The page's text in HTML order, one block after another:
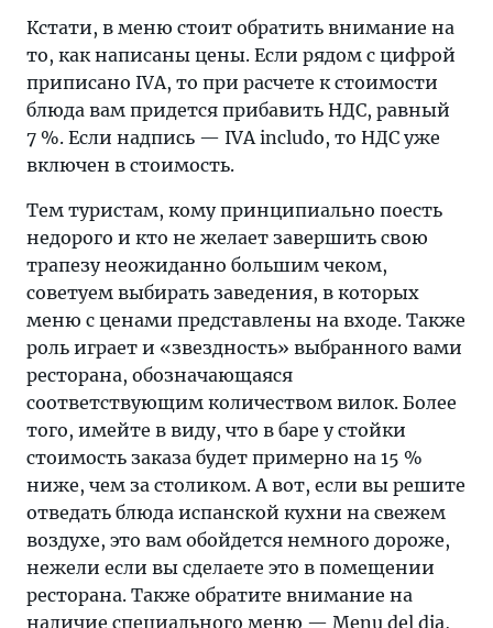
Кстати, в меню стоит обратить внимание на
то, как написаны цены. Если рядом с цифрой
приписано IVA, то при расчете к стоимости
блюда вам придется прибавить НДС, равный
7 %. Если надпись — IVA includo, то НДС уже
включен в стоимость.
Тем туристам, кому принципиально поесть
недорого и кто не желает завершить свою
трапезу неожиданно большим чеком,
советуем выбирать заведения, в которых
меню с ценами представлены на входе. Также
роль играет и «звездность» выбранного вами
ресторана, обозначающаяся
соответствующим количеством вилок. Более
того, имейте в виду, что в баре у стойки
стоимость заказа будет примерно на 15 %
ниже, чем за столиком. А вот, если вы решите
отведать блюда испанской кухни на свежем
воздухе, это вам обойдется немного дороже,
нежели если вы сделаете это в помещении
ресторана. Также обратите внимание на
наличие специального меню — Menu del dia,